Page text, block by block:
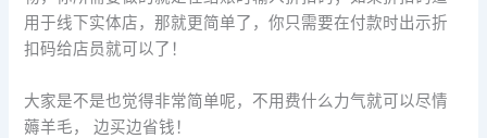
用于线下实体店，那就更简单了，你只需要在付款时出示折
扣码给店员就可以了！
大家是不是也觉得非常简单呢，不用费什么力气就可以尽情
薅羊毛， 边买边省钱！